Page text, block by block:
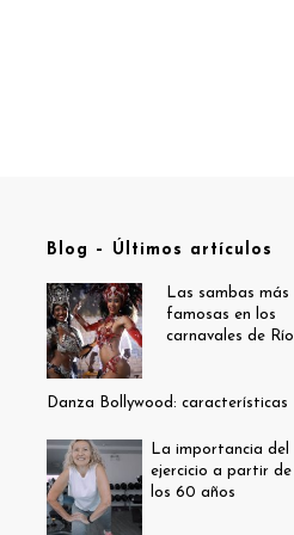
Blog – Últimos artículos
Las sambas más
famosas en los
carnavales de Río
Danza Bollywood: características
La importancia del
ejercicio a partir de
los 60 años